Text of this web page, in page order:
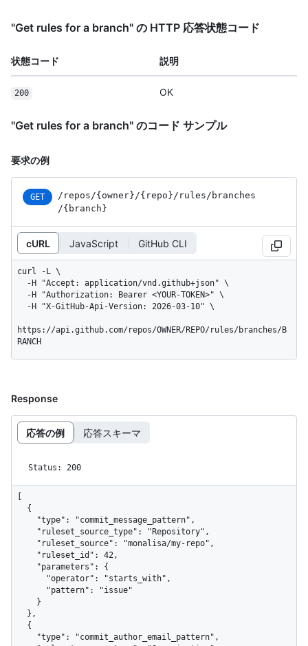
"Get rules for a branch" の HTTP 応答状態コード
状態コード 説明
200 OK
"Get rules for a branch" のコード サンプル
要求の例
GET /repos/{owner}/{repo}/rules/branches
/{branch}
cURL JavaScript GitHub CLI
curl -L \
https://api.github.com/repos/OWNER/REPO/rules/branches/B
RANCH
Response
応答の例 応答スキーマ
Status: 200